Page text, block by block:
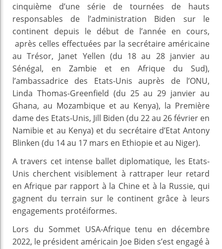
cinquième d’une série de tournées de hauts
responsables de l’administration Biden sur le
continent depuis le début de l’année en cours,
après celles effectuées par la secrétaire américaine
au Trésor, Janet Yellen (du 18 au 28 janvier au
Sénégal, en Zambie et en Afrique du Sud),
l’ambassadrice des Etats-Unis auprès de l’ONU,
Linda Thomas-Greenfield (du 25 au 29 janvier au
Ghana, au Mozambique et au Kenya), la Première
dame des Etats-Unis, Jill Biden (du 22 au 26 février en
Namibie et au Kenya) et du secrétaire d’Etat Antony
Blinken (du 14 au 17 mars en Ethiopie et au Niger).
A travers cet intense ballet diplomatique, les Etats-
Unis cherchent visiblement à rattraper leur retard
en Afrique par rapport à la Chine et à la Russie, qui
gagnent du terrain sur le continent grâce à leurs
engagements protéiformes.
Lors du Sommet USA-Afrique tenu en décembre
2022, le président américain Joe Biden s’est engagé à